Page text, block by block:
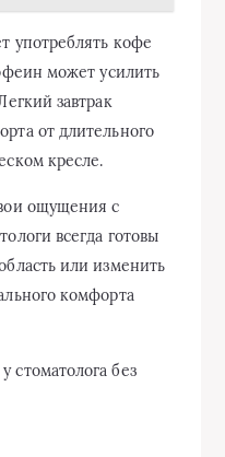
употреблять кофе
может усилить
завтрак
от длительного
кресле.
ощущения с
всегда готовы
или изменить
комфорта